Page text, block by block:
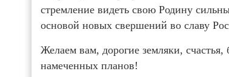
стремление видеть свою Родину
основой новых свершений во славу
Желаем вам, дорогие земляки, счастья,
намеченных планов!